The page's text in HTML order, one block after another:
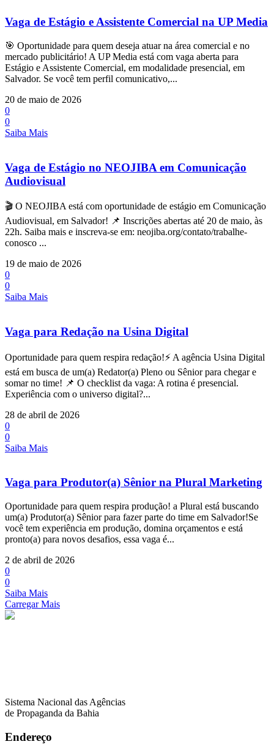
Vaga de Estágio e Assistente Comercial na UP Media
🎯 Oportunidade para quem deseja atuar na área comercial e no
mercado publicitário! A UP Media está com vaga aberta para
Estágio e Assistente Comercial, em modalidade presencial, em
Salvador. Se você tem perfil comunicativo,...
20 de maio de 2026
0
0
Saiba Mais
Vaga de Estágio no NEOJIBA em Comunicação
Audiovisual
🎬 O NEOJIBA está com oportunidade de estágio em Comunicação
Audiovisual, em Salvador! 📌 Inscrições abertas até 20 de maio, às
22h. Saiba mais e inscreva-se em: neojiba.org/contato/trabalhe-
conosco ...
19 de maio de 2026
0
0
Saiba Mais
Vaga para Redação na Usina Digital
Oportunidade para quem respira redação!⚡ A agência Usina Digital
está em busca de um(a) Redator(a) Pleno ou Sênior para chegar e
somar no time! 📌 O checklist da vaga: A rotina é presencial.
Experiência com o universo digital?...
28 de abril de 2026
0
0
Saiba Mais
Vaga para Produtor(a) Sênior na Plural Marketing
Oportunidade para quem respira produção! a Plural está buscando
um(a) Produtor(a) Sênior para fazer parte do time em Salvador!Se
você tem experiência em produção, domina orçamentos e está
pronto(a) para novos desafios, essa vaga é...
2 de abril de 2026
0
0
Saiba Mais
Carregar Mais
Sistema Nacional das Agências
de Propaganda da Bahia
Endereço